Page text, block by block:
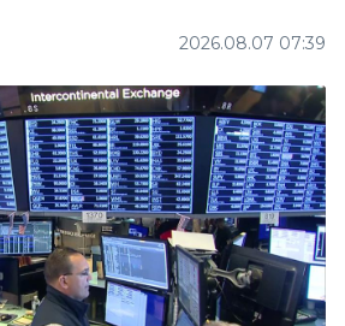
2026.08.07 07:39